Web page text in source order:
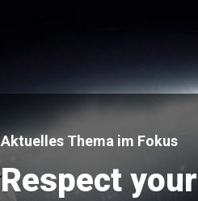
Aktuelles Thema im Fokus
Respect your